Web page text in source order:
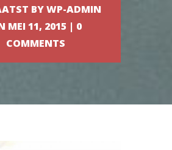
BYWP-ADMIN
MEI 11, 2015 | 0
COMMENTS